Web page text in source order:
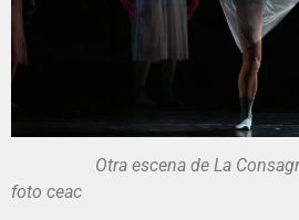
Otra escena de La
foto ceac